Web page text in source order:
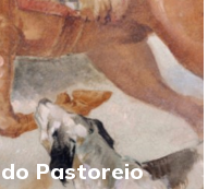
Pastoreio